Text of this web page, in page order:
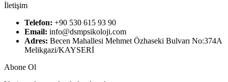
İletişim
Telefon: +90 530 615 93 90
Email: info@dsmpsikoloji.com
Adres: Becen Mahallesi Mehmet Özhaseki Bulvarı No:374A
Melikgazi/KAYSERİ
Abone Ol